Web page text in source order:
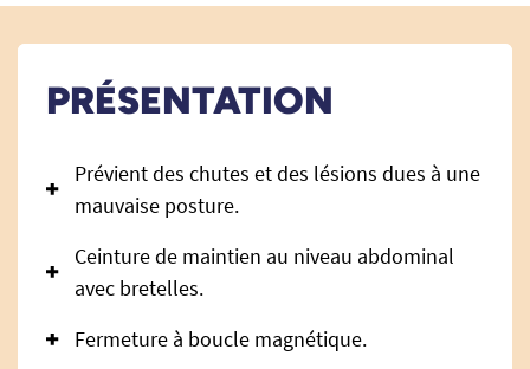
PRÉSENTATION
Prévient des chutes et des lésions dues à une
mauvaise posture.
Ceinture de maintien au niveau abdominal
avec bretelles.
Fermeture à boucle magnétique.